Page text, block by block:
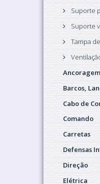
Suporte
Suporte
Tampa
Ancoragem
Barcos,
Cabo de
Comando
Carretas
Defensas
Direção
Elétrica